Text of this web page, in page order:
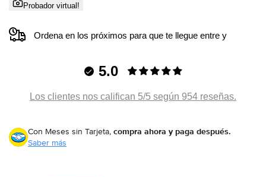
Probador virtual!
Ordena en los próximos para que te llegue entre y
5.0
Los clientes nos califican 5/5 según 954 reseñas.
Con Meses sin Tarjeta, compra ahora y paga después.
Saber más